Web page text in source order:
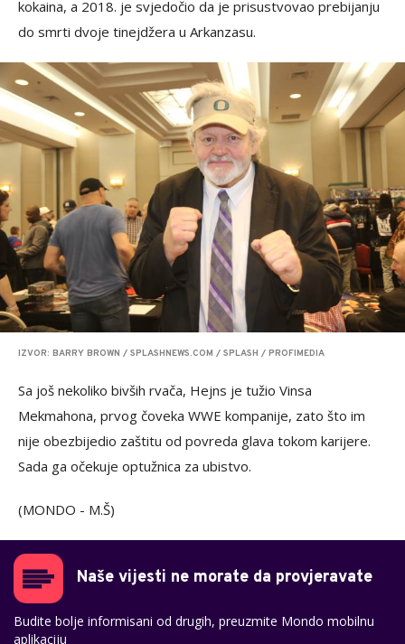
kokaina, a 2018. je svjedočio da je prisustvovao prebijanju
do smrti dvoje tinejdžera u Arkanzasu.
IZVOR: BARRY BROWN / SPLASHNEWS.COM / SPLASH / PROFIMEDIA
Sa još nekoliko bivših rvača, Hejns je tužio Vinsa
Mekmahona, prvog čoveka WWE kompanije, zato što im
nije obezbijedio zaštitu od povreda glava tokom karijere.
Sada ga očekuje optužnica za ubistvo.
(MONDO - M.Š)
Naše vijesti ne morate da provjeravate
Budite bolje informisani od drugih, preuzmite Mondo mobilnu
aplikaciju